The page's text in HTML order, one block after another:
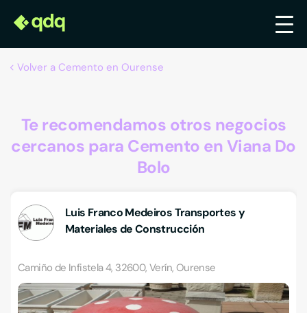
Volver a Cemento en Ourense
Te recomendamos otros negocios
cercanos para Cemento en Viana Do
Bolo
Luis Franco Medeiros Transportes y
Materiales de Construcción
Camiño de Infistela 4, 32600, Verín, Ourense